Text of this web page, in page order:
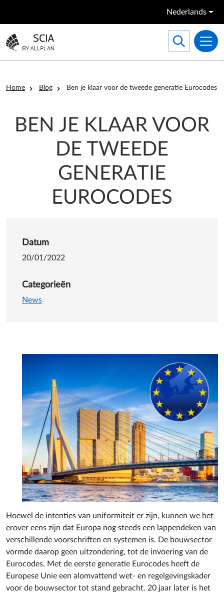
Nederlands
Ga naar homepagina
Toggle
Search
Kruimelpad
Home Blog Ben je klaar voor de tweede generatie Eurocodes
BEN JE KLAAR VOOR
DE TWEEDE
GENERATIE
EUROCODES
Details van Ben je klaar
Datum
20/01/2022
Categorieën
News
Hoewel de intenties van uniformiteit er zijn, kunnen we het
erover eens zijn dat Europa nog steeds een lappendeken van
verschillende voorschriften en systemen is. De bouwsector
vormde daarop geen uitzondering, tot de invoering van de
Eurocodes. Met de eerste generatie Eurocodes heeft de
Europese Unie een alomvattend wet- en regelgevingskader
voor de bouwsector tot stand gebracht. 20 jaar later is het